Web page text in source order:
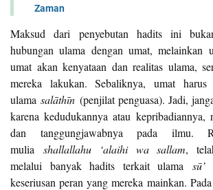
Zaman
Maksud dari penyebutan hadits ini
hubungan ulama dengan umat, melainkan
umat akan kenyataan dan realitas ulama,
mereka lakukan. Sebaliknya, umat harus
ulamasalāthīn (penjilat penguasa). Jadi,
karena kedudukannya atau kepribadiannya,
dan tanggungjawabnya pada ilmu.
mulia shallallahu ‘alaihi wa sallam,
melalui banyak hadits terkait ulama sū’
keseriusan peran yang mereka mainkan.